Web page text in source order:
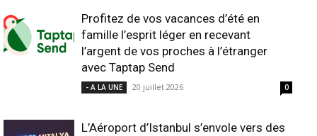
Profitez de vos vacances d’été en
famille l’esprit léger en recevant
l’argent de vos proches à l’étranger
avec Taptap Send
- A LA UNE 20 juillet 2026 0
L’Aéroport d’Istanbul s’envole vers des